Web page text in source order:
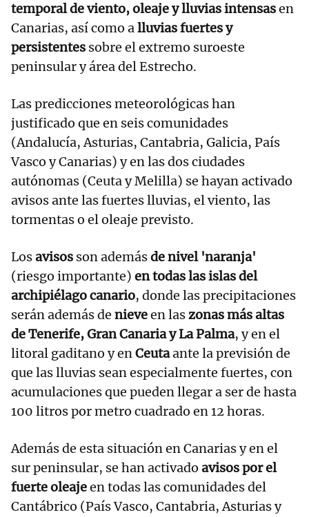
temporal de viento, oleaje y lluvias intensasen
Canarias, así como alluvias fuertes y
persistentes sobre el extremo suroeste
peninsular y área del Estrecho.
Las predicciones meteorológicas han
justificado que en seis comunidades
(Andalucía, Asturias, Cantabria, Galicia, País
Vasco y Canarias) y en las dos ciudades
autónomas (Ceuta y Melilla) se hayan activado
avisos ante las fuertes lluvias, el viento, las
tormentas o el oleaje previsto.
Losavisos son ademásde nivel 'naranja'
(riesgo importante) en todas las islas del
archipiélago canario, donde las precipitaciones
serán además de nieveen laszonas más altas
de Tenerife, Gran Canaria y La Palma, y en el
litoral gaditano y enCeutaante la previsión de
que las lluvias sean especialmente fuertes, con
acumulaciones que pueden llegar a ser de hasta
100 litros por metro cuadrado en 12 horas.
Además de esta situación en Canarias y en el
sur peninsular, se han activado avisos por el
fuerte oleajeen todas las comunidades del
Cantábrico (País Vasco, Cantabria, Asturias y